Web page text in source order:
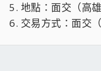
5. 地點：面交（高
6. 交易方式：面交